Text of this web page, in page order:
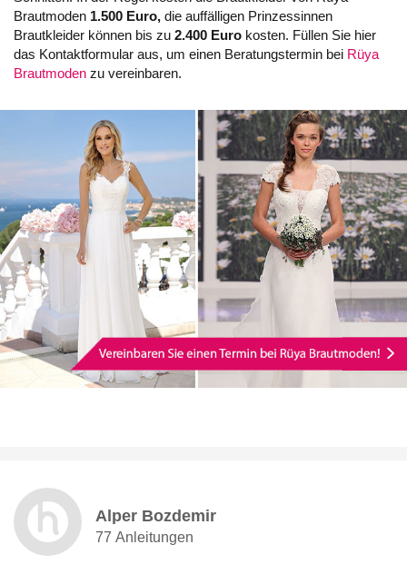
Brautmoden 1.500 Euro, die auffälligen Prinzessinnen
Brautkleider können bis zu 2.400 Euro kosten. Füllen Sie hier
das Kontaktformular aus, um einen Beratungstermin bei Rüya
Brautmoden zu vereinbaren.
Alper Bozdemir
77 Anleitungen